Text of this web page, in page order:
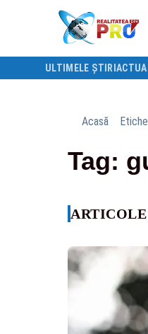
ULTIMELE ȘTIRI
Acasă
Tag: